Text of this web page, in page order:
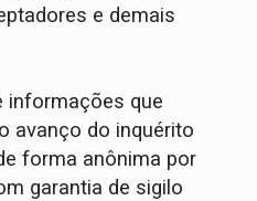
e demais
informações que
avanço do inquérito
forma anônima por
garantia de sigilo